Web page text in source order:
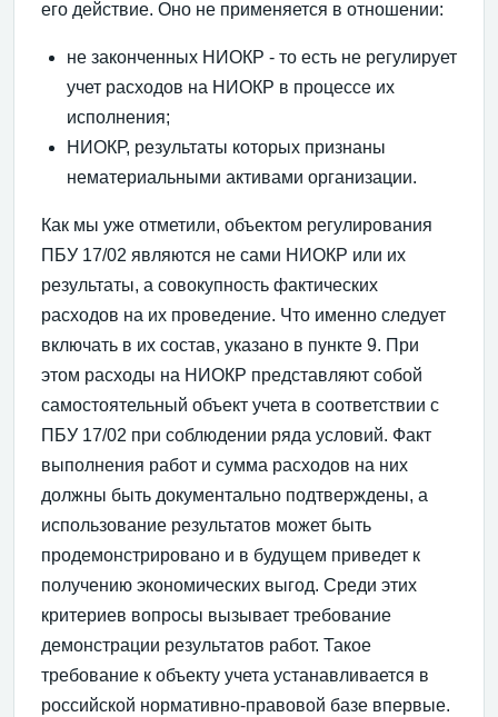
его действие. Оно не применяется в отношении:
не законченных НИОКР - то есть не регулирует
учет расходов на НИОКР в процессе их
исполнения;
НИОКР, результаты которых признаны
нематериальными активами организации.
Как мы уже отметили, объектом регулирования
ПБУ 17/02 являются не сами НИОКР или их
результаты, а совокупность фактических
расходов на их проведение. Что именно следует
включать в их состав, указано в пункте 9. При
этом расходы на НИОКР представляют собой
самостоятельный объект учета в соответствии с
ПБУ 17/02 при соблюдении ряда условий. Факт
выполнения работ и сумма расходов на них
должны быть документально подтверждены, а
использование результатов может быть
продемонстрировано и в будущем приведет к
получению экономических выгод. Среди этих
критериев вопросы вызывает требование
демонстрации результатов работ. Такое
требование к объекту учета устанавливается в
российской нормативно-правовой базе впервые.